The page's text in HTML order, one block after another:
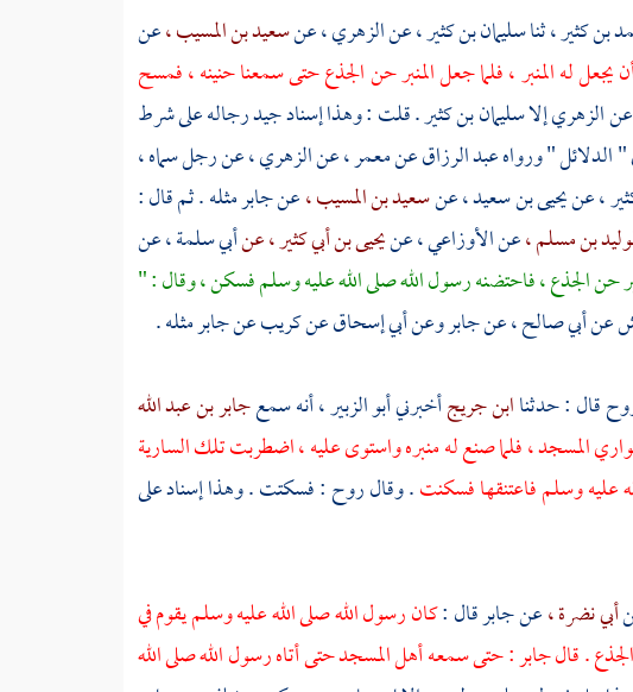
بن كثير ،ثناسليمان بن كثير ،عنالزهري ،عنسعيد بن المسيب ،عن
له المنبر ، فلما جعل المنبر حن الجذع حتى سمعنا حنينه ، فمسح
الزهريإلاسليمان بن كثير. قلت : وهذا إسناد جيد رجاله على شرط
" الدلائل " ورواهعبد الرزاقعنمعمر ،عنالزهري ،عن رجل سماه ،
،عنيحيى بن سعيد ،عنسعيد بن المسيب ،عنجابرمثله . ثم قال :
بن مسلم ،عنالأوزاعي ،عنيحيى بن أبي كثير ، عنأبي سلمة ،عن
حن الجذع ، فاحتضنه رسول الله صلى الله عليه وسلم فسكن ، وقال : "
عنأبي صالح ،عنجابروعنأبي إسحاقعنكريبعنجابرمثله .
قال : حدثناابن جريجأخبرنيأبو الزبير ،أنه سمعجابر بن عبد الله
المسجد ، فلما صنع له منبره واستوى عليه ، اضطربت تلك السارية
عليه وسلم فاعتنقها فسكنت. وقال روح : فسكتت . وهذا إسناد على
أبي نضرة ،عنجابرقال :كان رسول الله صلى الله عليه وسلم يقوم في
. قالجابر: حتى سمعه أهل المسجد حتى أتاه رسول الله صلى الله